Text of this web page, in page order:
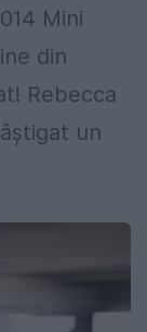
Mini
din
Rebecca
un